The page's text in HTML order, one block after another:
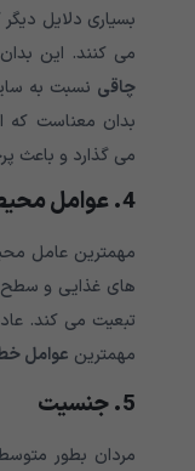
بسیاری دلایل
می کنند. این
چاقی نسبت به
بدان معناست که
می گذارد و باعث
4. عوامل محیطی
مهمترین عامل
های غذایی و سطح
تبعیت می کند.
مهمترین عوامل
5. جنسیت
مردان بطور